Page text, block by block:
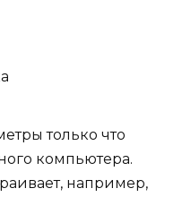
только что
компьютера.
например,